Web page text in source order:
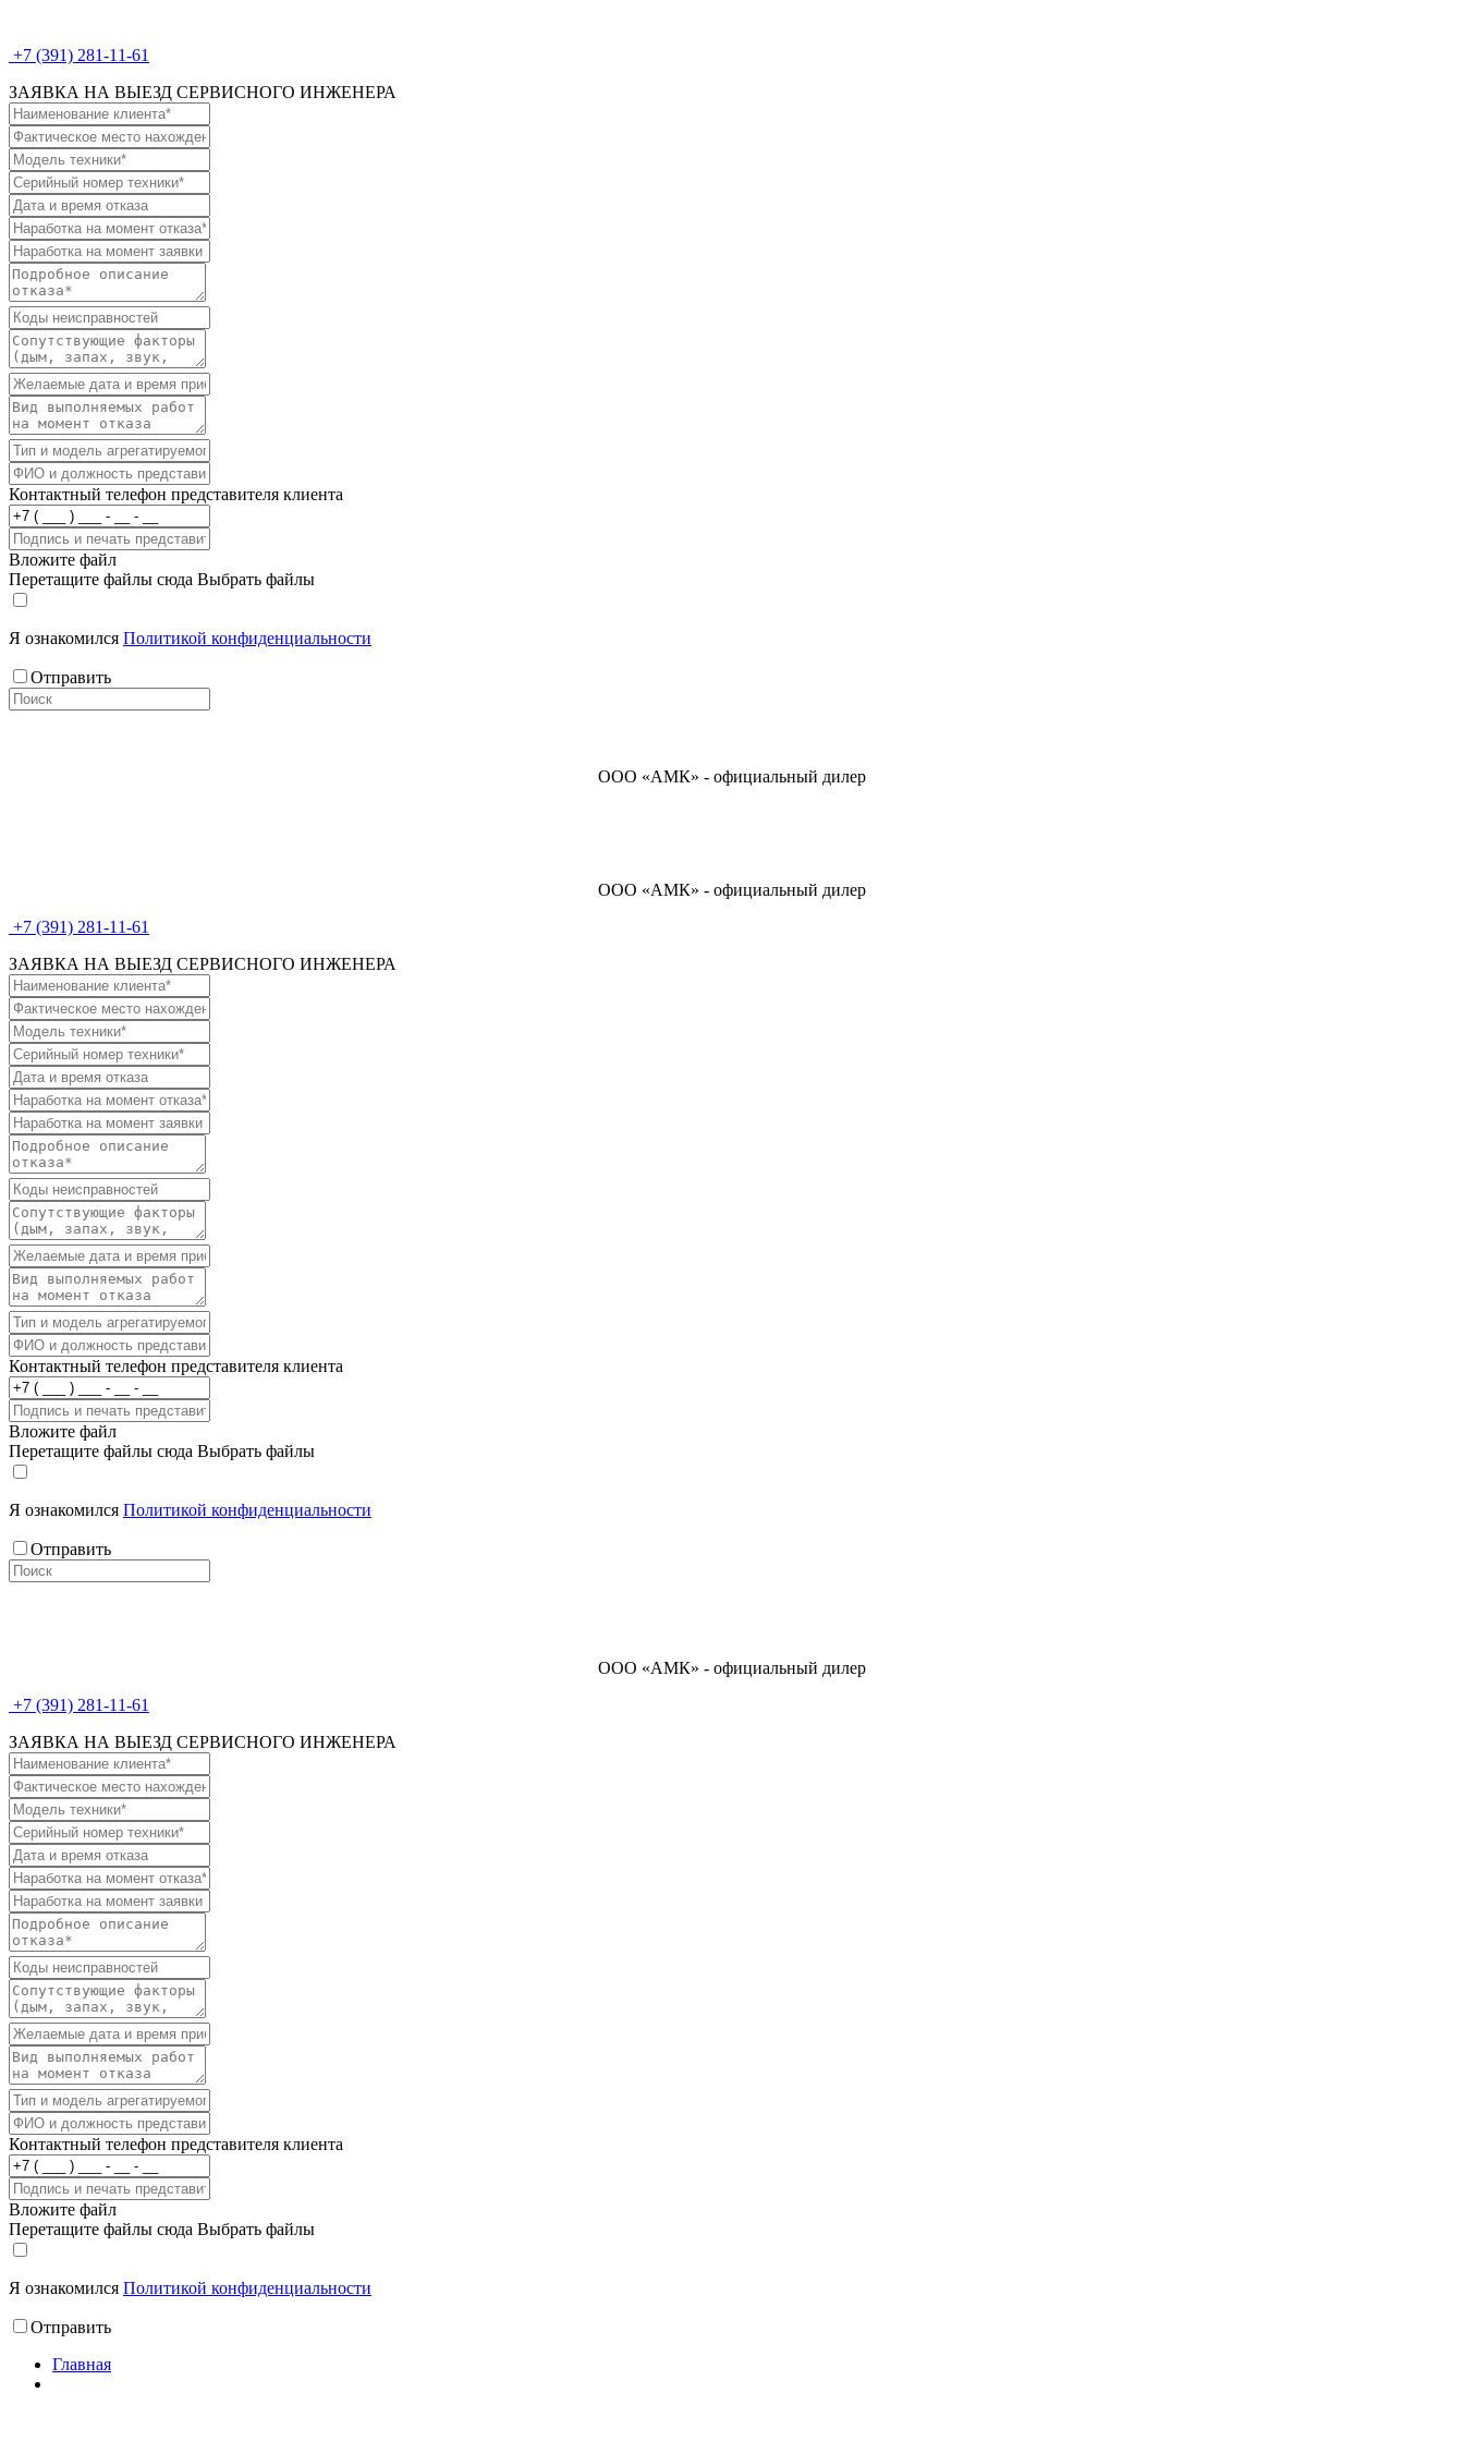
+7 (391) 281-11-61
ЗАЯВКА НА ВЫЕЗД СЕРВИСНОГО ИНЖЕНЕРА
Контактный телефон представителя клиента
Вложите файл
Перетащите файлы сюда Выбрать файлы
Я ознакомился Политикой конфиденциальности
Отправить
ООО «АМК» - официальный дилер
ООО «АМК» - официальный дилер
+7 (391) 281-11-61
ЗАЯВКА НА ВЫЕЗД СЕРВИСНОГО ИНЖЕНЕРА
Контактный телефон представителя клиента
Вложите файл
Перетащите файлы сюда Выбрать файлы
Я ознакомился Политикой конфиденциальности
Отправить
ООО «АМК» - официальный дилер
+7 (391) 281-11-61
ЗАЯВКА НА ВЫЕЗД СЕРВИСНОГО ИНЖЕНЕРА
Контактный телефон представителя клиента
Вложите файл
Перетащите файлы сюда Выбрать файлы
Я ознакомился Политикой конфиденциальности
Отправить
Главная